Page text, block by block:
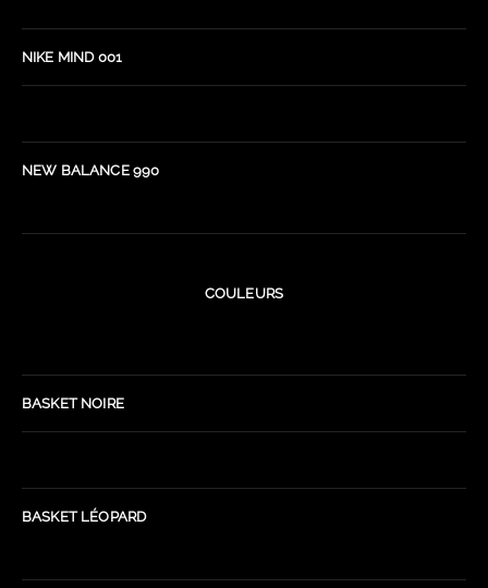
NIKE MIND 001
NEW BALANCE 990
COULEURS
BASKET NOIRE
BASKET LÉOPARD